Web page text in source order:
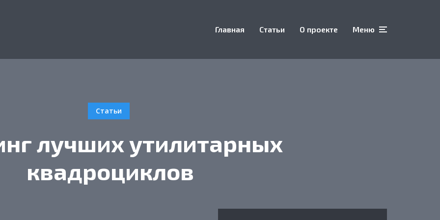
Главная Статьи О проекте Меню
Статьи
лучших утилитарных
квадроциклов